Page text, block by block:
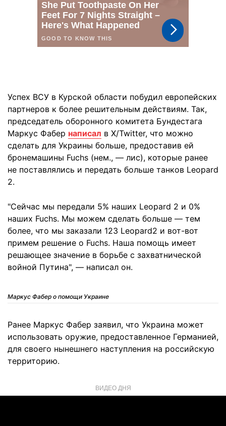
Успех ВСУ в Курской области побудил европейских
партнеров к более решительным действиям. Так,
председатель оборонного комитета Бундестага
Маркус Фабер написал в X/Twitter, что можно
сделать для Украины больше, предоставив ей
бронемашины Fuchs (нем., — лис), которые ранее
не поставлялись и передать больше танков Leopard
2.
"Сейчас мы передали 5% наших Leopard 2 и 0%
наших Fuchs. Мы можем сделать больше — тем
более, что мы заказали 123 Leopard2 и вот-вот
примем решение о Fuchs. Наша помощь имеет
решающее значение в борьбе с захватнической
войной Путина", — написал он.
Маркус Фабер о помощи Украине
Ранее Маркус Фабер заявил, что Украина может
использовать оружие, предоставленное Германией,
для своего нынешнего наступления на российскую
территорию.
ВИДЕО ДНЯ